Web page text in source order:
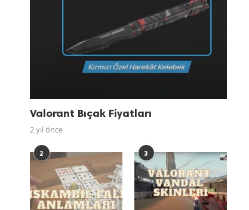
Valorant Bıçak Fiyatları
2 yıl önce
2 3